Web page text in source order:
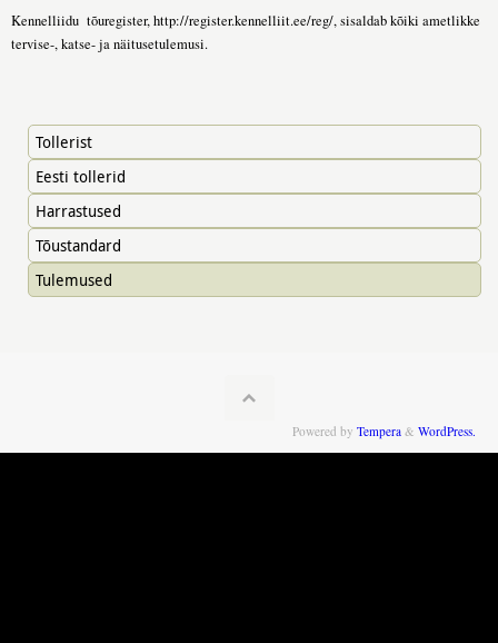
Kennelliidu tõuregister, http://register.kennelliit.ee/reg/, sisaldab kõiki ametlikke
tervise-, katse- ja näitusetulemusi.
Tollerist
Eesti tollerid
Harrastused
Tõustandard
Tulemused
Powered by Tempera & WordPress.